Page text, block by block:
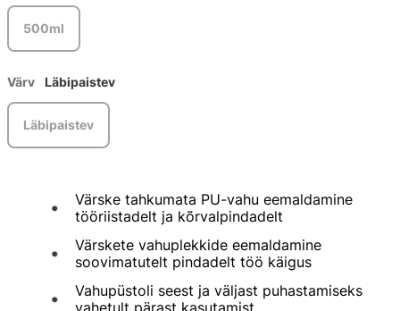
500ml
Värv Läbipaistev
Läbipaistev
Värske tahkumata PU-vahu eemaldamine
tööriistadelt ja kõrvalpindadelt
Värskete vahuplekkide eemaldamine
soovimatutelt pindadelt töö käigus
Vahupüstoli seest ja väljast puhastamiseks